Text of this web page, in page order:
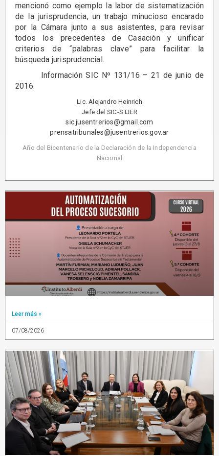
mencionó como ejemplo la labor de sistematización
de la jurisprudencia, un trabajo minucioso encarado
por la Cámara junto a sus asistentes, para revisar
todos los precedentes de Casación y unificar
criterios de “palabras clave” para facilitar la
búsqueda jurisprudencial.
Información SIC Nº 131/16 – 21 de junio de
2016.
Lic. Alejandro Heinrich
Jefe del SIC-STJER
sic.jusentrerios@gmail.com
prensatribunales@jusentrerios.gov.ar
Año del Bicentenario de la Declaración de la Independencia
Nacional
Leer más »
07/08/2026